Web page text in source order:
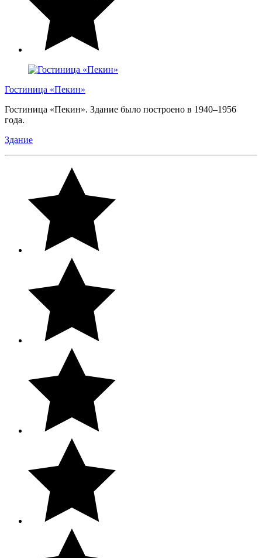
Гостиница «Пекин»
Гостиница «Пекин». Здание было построено в 1940–1956
года.
Здание